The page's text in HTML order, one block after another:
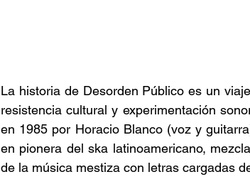
La historia de Desorden Público es un
resistencia cultural y experimentación
en 1985 por Horacio Blanco (voz y
en pionera del ska latinoamericano,
de la música mestiza con letras cargadas